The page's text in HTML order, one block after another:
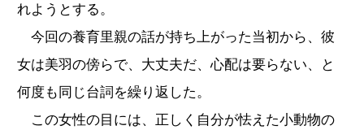
れようとする。
今回の養育里親の話が持ち上がった当初から、彼
女は美羽の傍らで、大丈夫だ、心配は要らない、と
何度も同じ台詞を繰り返した。
この女性の目には、正しく自分が怯えた小動物の